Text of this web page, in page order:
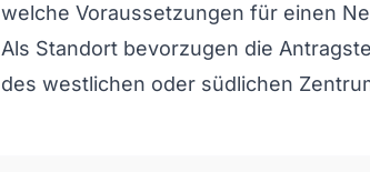
welche Voraussetzungen für einen
Als Standort bevorzugen die
des westlichen oder südlichen